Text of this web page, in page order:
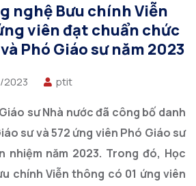
nghệ Bưu chính Viễn
viên đạt chuẩn chức
Phó Giáo sư năm 2023
2023 ptit
sư Nhà nước đã công bố danh
sư và 572 ứng viên Phó Giáo sư
nhiệm năm 2023. Trong đó, Học
chính Viễn thông có 01 ứng viên